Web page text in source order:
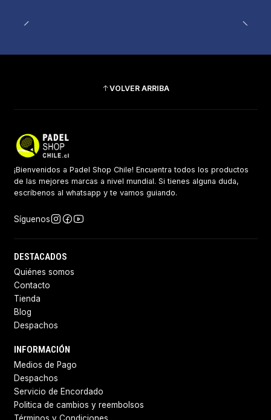
VOLVER ARRIBA
¡Bienvenidos a Padel Shop Chile! Encuentra todos los productos
de las mejores marcas a nivel mundial. Si tienes alguna duda,
escríbenos al whatsapp y te vamos guiando.
Síguenos
DESTACADOS
Quiénes somos
Contacto
Tienda
Blog
Despachos
INFORMACIÓN
Medios de Pago
Despachos
Servicio de Encordado
Politica de cambios y reembolsos